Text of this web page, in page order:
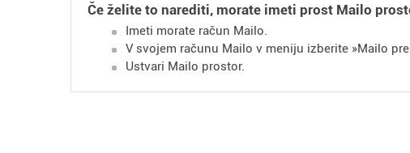
Če želite to narediti, morate imeti prost Mailo
Imeti morate račun Mailo.
V svojem računu Mailo v meniju izberite »Mailo
Ustvari Mailo prostor.